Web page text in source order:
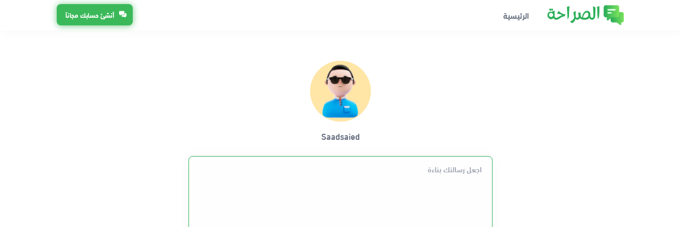
الرئيسية أنشئ حسابك مجاناً
Saadsaied